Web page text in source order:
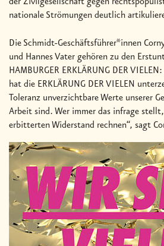
nationale Strömungen deutlich
Die Schmidt-Geschäftsführer*innen
und Hannes Vater gehören zu den
HAMBURGER ERKLÄRUNG DER
hat die ERKLÄRUNG DER VIELEN
Toleranz unverzichtbare Werte unserer
Arbeit sind. Wer immer das infrage
erbitterten Widerstand rechnen“, sagt